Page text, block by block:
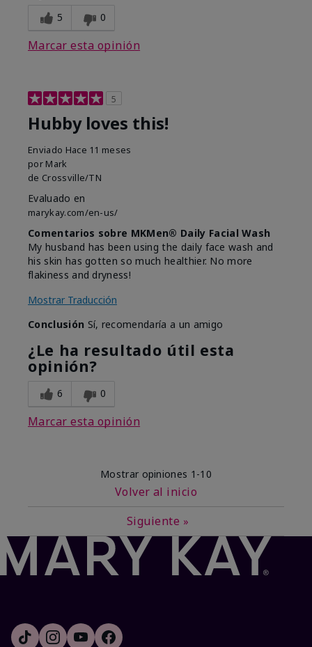
5 0
Marcar esta opinión
5
Hubby loves this!
Enviado Hace 11 meses
por Mark
de Crossville/TN
Evaluado en
marykay.com/en-us/
Comentarios sobre MKMen® Daily Facial Wash
My husband has been using the daily face wash and
his skin has gotten so much healthier. No more
flakiness and dryness!
Mostrar Traducción
Conclusión Sí, recomendaría a un amigo
¿Le ha resultado útil esta
opinión?
6 0
Marcar esta opinión
Mostrar opiniones 1-10
Volver al inicio
Siguiente »